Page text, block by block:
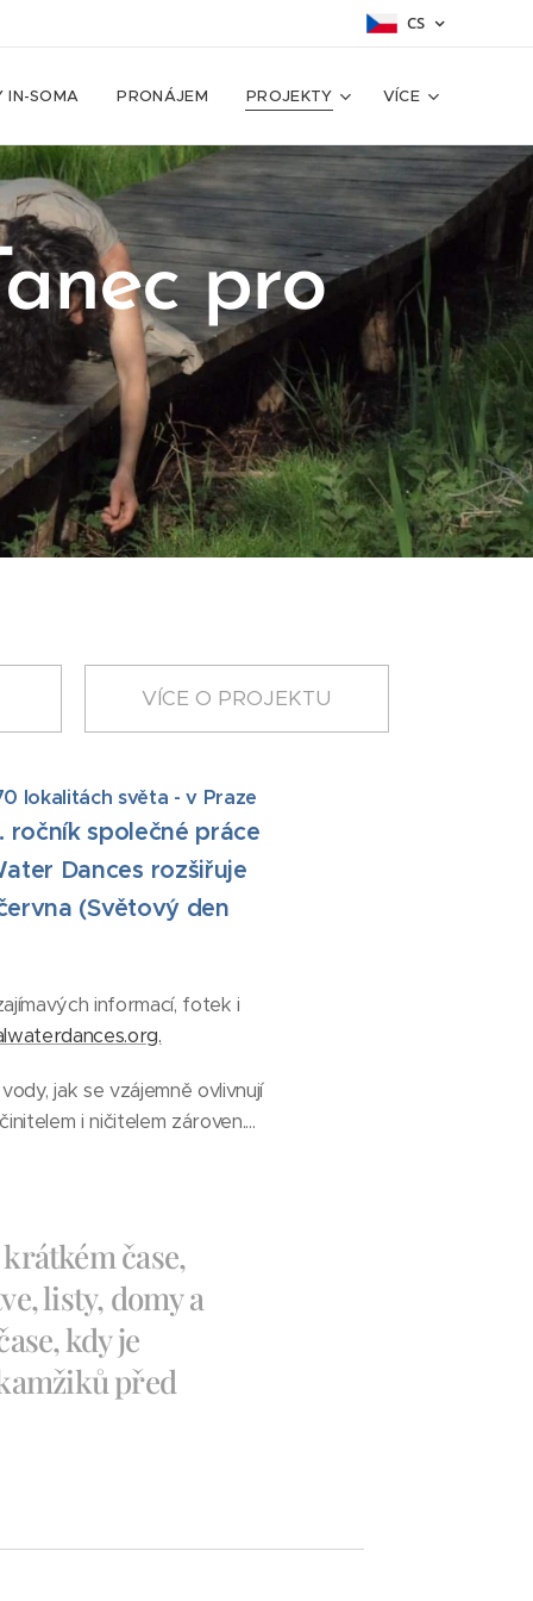
CS
IN-SOMA PRONÁJEM PROJEKTY VÍCE
pro
VÍCE O PROJEKTU
lokalitách světa - v Praze
ročník společné práce
Dances rozšiřuje
(Světový den
informací, fotek i
jak se vzájemně ovlivnují
i ničitelem zároven....
čase,
listy, domy a
kdy je
před